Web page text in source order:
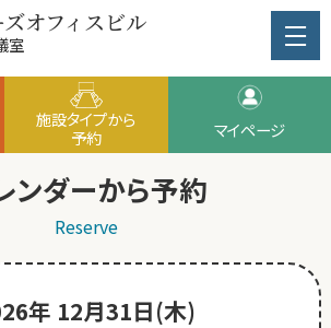
オフィスビル
室
施設タイプから
予約
マイページ
ンダーから予約
Reserve
年 12月31日(木)